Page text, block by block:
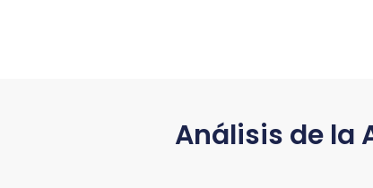
Análisis de la